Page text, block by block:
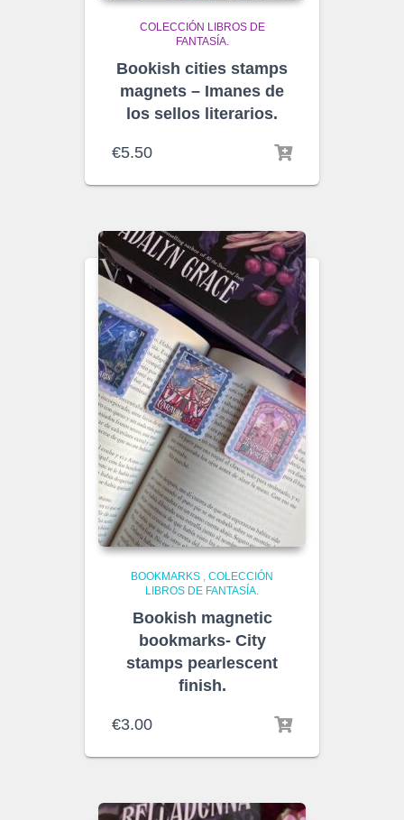
COLECCIÓN LIBROS DE
FANTASÍA.
Bookish cities stamps
magnets – Imanes de
los sellos literarios.
€5.50
BOOKMARKS , COLECCIÓN
LIBROS DE FANTASÍA.
Bookish magnetic
bookmarks- City
stamps pearlescent
finish.
€3.00